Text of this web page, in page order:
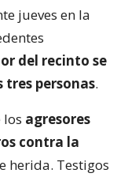
jueves en la
del recinto se
personas.
los agresores
contra la
herida. Testigos